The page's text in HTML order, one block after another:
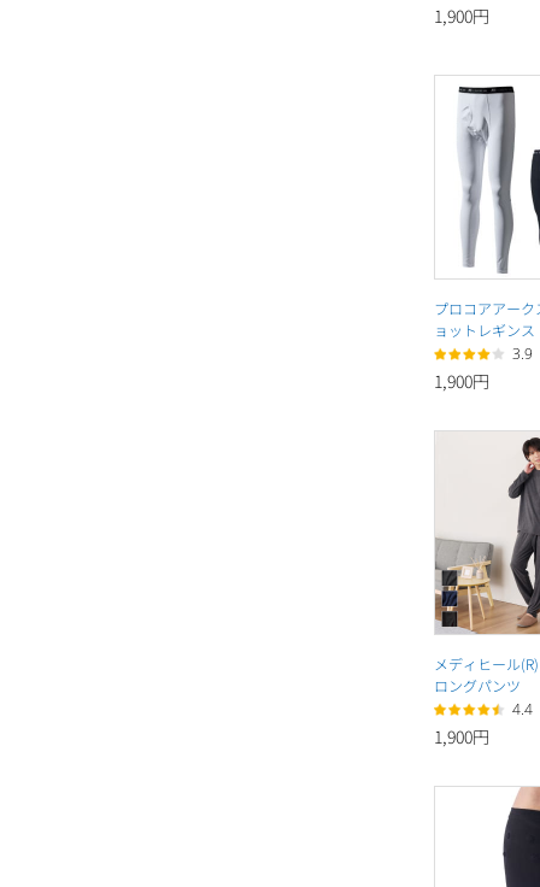
1,900円
プロコアアーク
ョットレギンス
3.9
1,900円
メディヒール
ロングパンツ
4.4
1,900円